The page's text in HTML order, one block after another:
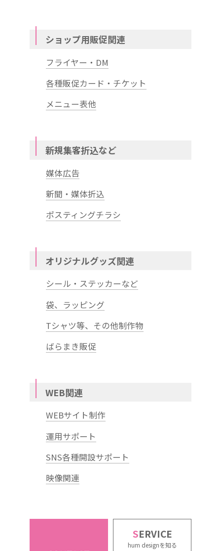
ショップ用販促関連
フライヤー・DM
各種販促カード・チケット
メニュー表他
新規集客折込など
媒体広告
新聞・媒体折込
ポスティングチラシ
オリジナルグッズ関連
シール・ステッカーなど
袋、ラッピング
Tシャツ等、その他制作物
ばらまき販促
WEB関連
WEBサイト制作
運用サポート
SNS各種開設サポート
映像関連
SERVICE
hum designを知る